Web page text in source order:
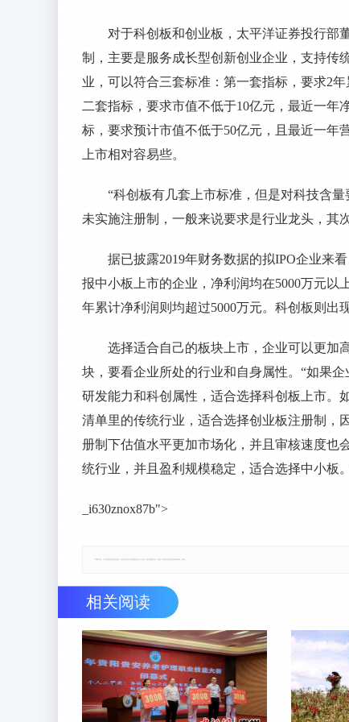
对于科创板和创业板，太平洋证券投行部
制，主要是服务成长型创新创业企业，支持传
业，可以符合三套标准：第一套指标，要求2
二套指标，要求市值不低于10亿元，最近一年
标，要求预计市值不低于50亿元，且最近一年
上市相对容易些。
“科创板有几套上市标准，但是对科技含
未实施注册制，一般来说要求是行业龙头，其
据已披露2019年财务数据的拟IPO企业来
报中小板上市的企业，净利润均在5000万元以
年累计净利润则均超过5000万元。科创板则出
选择适合自己的板块上市，企业可以更加
块，要看企业所处的行业和自身属性。“如果
研发能力和科创属性，适合选择科创板上市。
清单里的传统行业，适合选择创业板注册制，
册制下估值水平更加市场化，并且审核速度也
统行业，并且盈利规模稳定，适合选择中小板
_i630znox87b">
相关阅读